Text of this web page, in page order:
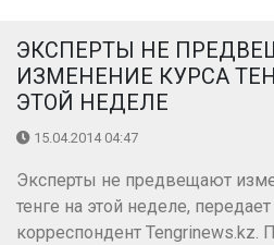
ЭКСПЕРТЫ НЕ
ИЗМЕНЕНИЕ КУРСА
ЭТОЙ НЕДЕЛЕ
15.04.2014 04:47
Эксперты не предвещают
тенге на этой неделе, передает
корреспондент Tengrinews.kz.